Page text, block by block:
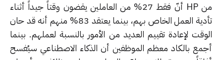
من HP أنّ فقط 27% من العاملين يقضون وقتاً جيداً أثناء
تأدية العمل الخاص بهم، بينما يعتقد 83% منهم أنه قد حان
لإعادة تقييم العديد من الأمور بالنسبة لعملهم. بينما
بالكاد معظم الموظفين أن الذكاء الاصطناعي سيُفسح